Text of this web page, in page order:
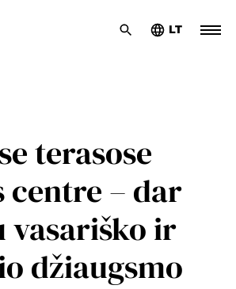
LT
terasose
centre – dar
vasariško ir
džiaugsmo